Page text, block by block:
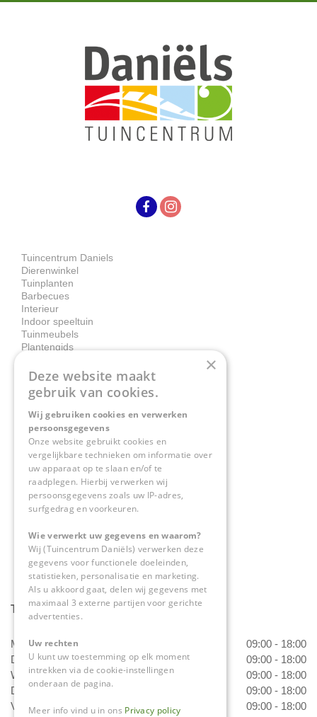
Tuincentrum Daniels
Dierenwinkel
Tuinplanten
Barbecues
Interieur
Indoor speeltuin
Tuinmeubels
Plantengids
Contact
Tuincentrum Daniëls
Herkenbosserweg 4
6063 NL Vlodrop
0475-534298
info@tuincentrumdaniels.nl
Tuincentrum Daniëls
Maandag
09:00 - 18:00
Dinsdag
09:00 - 18:00
Woensdag
09:00 - 18:00
Donderdag
09:00 - 18:00
Vrijdag
09:00 - 18:00
×
Deze website maakt
gebruik van cookies.
Wij gebruiken cookies en verwerken
persoonsgegevens
Onze website gebruikt cookies en
vergelijkbare technieken om informatie over
uw apparaat op te slaan en/of te
raadplegen. Hierbij verwerken wij
persoonsgegevens zoals uw IP-adres,
surfgedrag en voorkeuren.
Wie verwerkt uw gegevens en waarom?
Wij (Tuincentrum Daniëls) verwerken deze
gegevens voor functionele doeleinden,
statistieken, personalisatie en marketing.
Als u akkoord gaat, delen wij gegevens met
maximaal 3 externe partijen voor gerichte
advertenties.
Uw rechten
U kunt uw toestemming op elk moment
intrekken via de cookie-instellingen
onderaan de pagina.
Meer info vind u in ons Privacy policy